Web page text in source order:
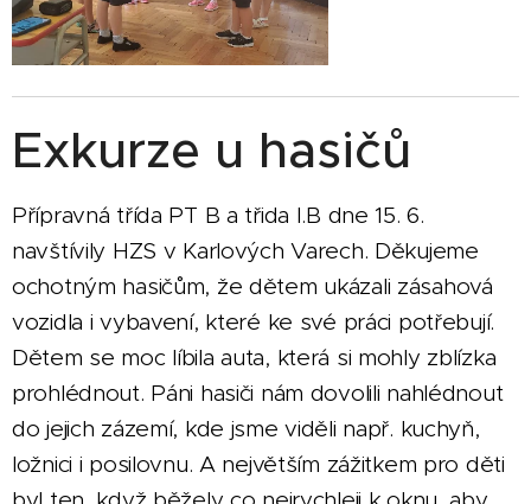
Exkurze u hasičů
Přípravná třída PT B a třida I.B dne 15. 6.
navštívily HZS v Karlových Varech. Děkujeme
ochotným hasičům, že dětem ukázali zásahová
vozidla i vybavení, které ke své práci potřebují.
Dětem se moc líbila auta, která si mohly zblízka
prohlédnout. Páni hasiči nám dovolili nahlédnout
do jejich zázemí, kde jsme viděli např. kuchyň,
ložnici i posilovnu. A největším zážitkem pro děti